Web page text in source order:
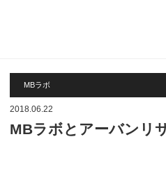
MBラボ
2018.06.22
MBラボとアーバンリ